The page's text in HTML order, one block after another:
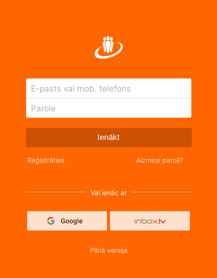
E-pasts vai mob. telefons
Parole
Ienākt
Reģistrēties Aizmirsi paroli?
Vai ienāc ar
Pilnā versija